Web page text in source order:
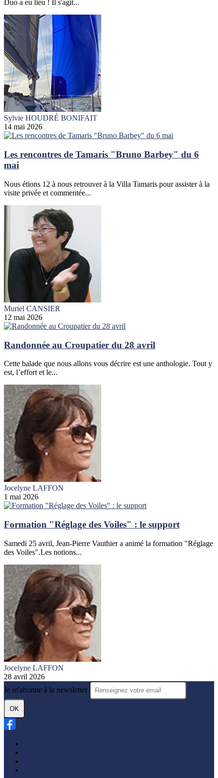
Duo a eu lieu ! Il s'agit...
Sylvie HOUDRÉ BONIFAIT
14 mai 2026
Les rencontres de Tamaris "Bruno Barbey" du 6
mai
Nous étions 12 à nous retrouver à la Villa Tamaris pour assister à la
visite privée et commentée...
Muriel CANSIER
12 mai 2026
Randonnée au Croupatier du 28 avril
Cette balade que nous allons vous décrire est une anthologie. Tout y
est, l’effort et le...
Jocelyne LAFFON
1 mai 2026
Formation "Réglage des Voiles" : le support
Samedi 25 avril, Jean-Pierre Vauthier a animé la formation "Réglage
des Voiles".Les notions...
Jocelyne LAFFON
28 avril 2026
Je m'abonne à la newsletter
OK